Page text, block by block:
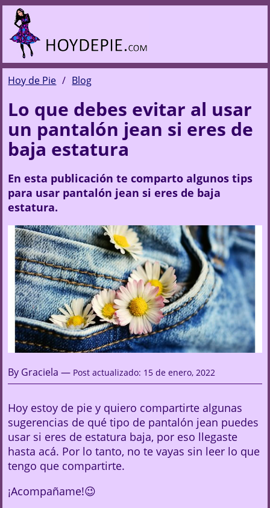
Hoy de Pie Blog
Lo que debes evitar al usar
un pantalón jean si eres de
baja estatura
En esta publicación te comparto algunos tips
para usar pantalón jean si eres de baja
estatura.
By Graciela — Post actualizado: 15 de enero, 2022
Hoy estoy de pie y quiero compartirte algunas
sugerencias de qué tipo de pantalón jean puedes
usar si eres de estatura baja, por eso llegaste
hasta acá. Por lo tanto, no te vayas sin leer lo que
tengo que compartirte.
¡Acompañame!😉